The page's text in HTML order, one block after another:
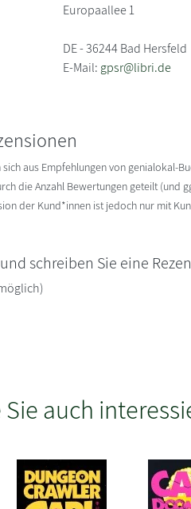
Europaallee 1
DE - 36244 Bad Hersfeld
E-Mail: gpsr@libri.de
aus Empfehlungen von genialokal-
die Anzahl Bewertungen geteilt (und
der Kund*innen ist jedoch nur mit
schreiben Sie eine
auch